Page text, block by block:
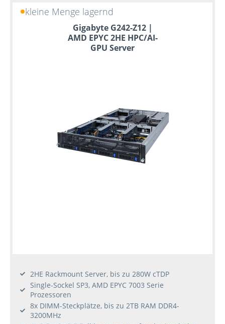
kleine Menge lagernd
Gigabyte G242-Z12 |
AMD EPYC 2HE HPC/AI-
GPU Server
2HE Rackmount Server, bis zu 280W cTDP
Single-Sockel SP3, AMD EPYC 7003 Serie
Prozessoren
8x DIMM-Steckplätze, bis zu 2TB RAM DDR4-
3200MHz